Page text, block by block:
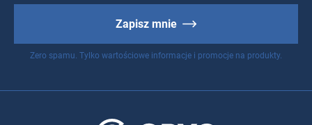
Zapisz mnie
Zero spamu. Tylko wartościowe informacje i promocje na produkty.